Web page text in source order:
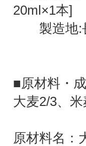
20ml×1本]
製造地:
■原材料・
大麦2/3、
原材料名：